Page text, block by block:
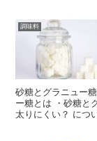
調味料
砂糖とグラニュー
ー糖とは ・砂糖と
太りにくい？ につ